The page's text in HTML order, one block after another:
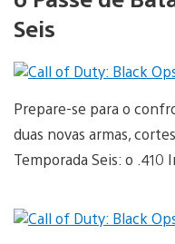
Seis
Prepare-se para o
duas novas armas,
Temporada Seis: o .410